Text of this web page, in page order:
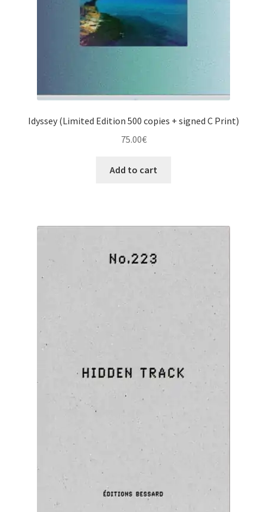
Idyssey (Limited Edition 500 copies + signed C Print)
75.00€
Add to cart